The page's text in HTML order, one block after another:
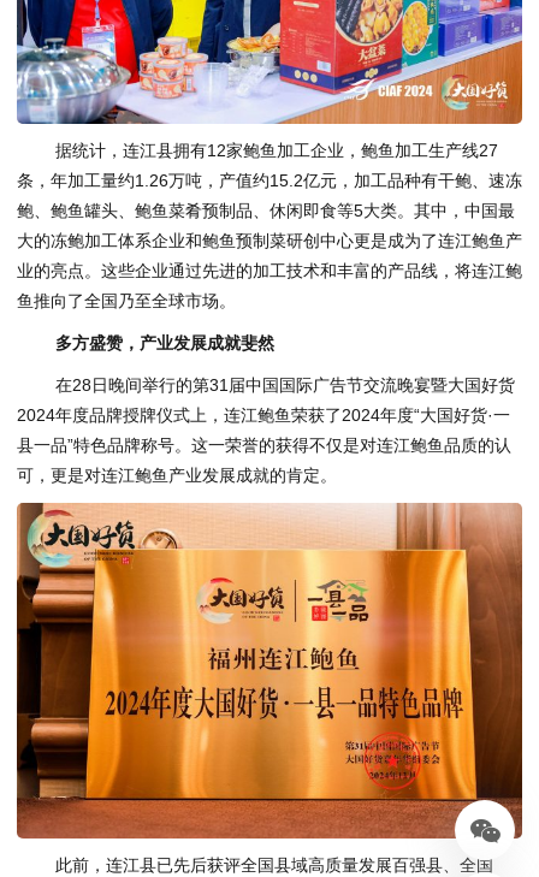
据统计，连江县拥有12家鲍鱼加工企业，鲍鱼加工生产线27
条，年加工量约1.26万吨，产值约15.2亿元，加工品种有干鲍、速冻
鲍、鲍鱼罐头、鲍鱼菜肴预制品、休闲即食等5大类。其中，中国最
大的冻鲍加工体系企业和鲍鱼预制菜研创中心更是成为了连江鲍鱼产
业的亮点。这些企业通过先进的加工技术和丰富的产品线，将连江鲍
鱼推向了全国乃至全球市场。
多方盛赞，产业发展成就斐然
在28日晚间举行的第31届中国国际广告节交流晚宴暨大国好货
2024年度品牌授牌仪式上，连江鲍鱼荣获了2024年度“大国好货·一
县一品”特色品牌称号。这一荣誉的获得不仅是对连江鲍鱼品质的认
可，更是对连江鲍鱼产业发展成就的肯定。
此前，连江县已先后获评全国县域高质量发展百强县、全国